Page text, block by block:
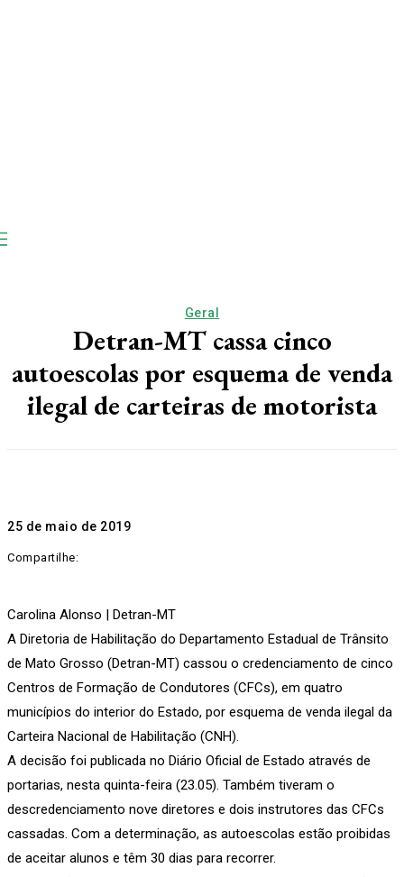
Geral
Detran-MT cassa cinco
autoescolas por esquema de venda
ilegal de carteiras de motorista
25 de maio de 2019
Compartilhe:
Carolina Alonso | Detran-MT
A Diretoria de Habilitação do Departamento Estadual de Trânsito
de Mato Grosso (Detran-MT) cassou o credenciamento de cinco
Centros de Formação de Condutores (CFCs), em quatro
municípios do interior do Estado, por esquema de venda ilegal da
Carteira Nacional de Habilitação (CNH).
A decisão foi publicada no Diário Oficial de Estado através de
portarias, nesta quinta-feira (23.05). Também tiveram o
descredenciamento nove diretores e dois instrutores das CFCs
cassadas. Com a determinação, as autoescolas estão proibidas
de aceitar alunos e têm 30 dias para recorrer.